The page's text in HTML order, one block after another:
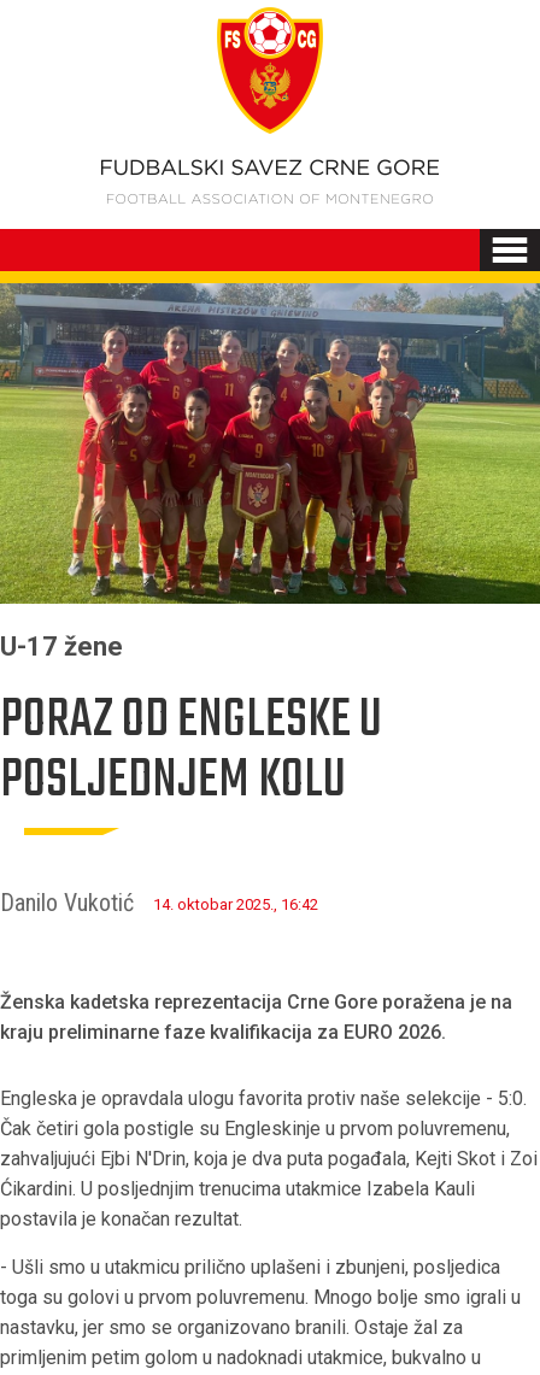
U-17 žene
PORAZ OD ENGLESKE U
POSLJEDNJEM KOLU
Danilo Vukotić 14. oktobar 2025., 16:42
Ženska kadetska reprezentacija Crne Gore poražena je na
kraju preliminarne faze kvalifikacija za EURO 2026.
Engleska je opravdala ulogu favorita protiv naše selekcije - 5:0.
Čak četiri gola postigle su Engleskinje u prvom poluvremenu,
zahvaljujući Ejbi N'Drin, koja je dva puta pogađala, Kejti Skot i Zoi
Ćikardini. U posljednjim trenucima utakmice Izabela Kauli
postavila je konačan rezultat.
- Ušli smo u utakmicu prilično uplašeni i zbunjeni, posljedica
toga su golovi u prvom poluvremenu. Mnogo bolje smo igrali u
nastavku, jer smo se organizovano branili. Ostaje žal za
primljenim petim golom u nadoknadi utakmice, bukvalno u